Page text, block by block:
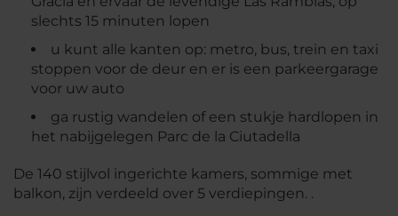
slechts 15 minuten lopen
u kunt alle kanten op: metro, bus, trein en taxi
stoppen voor de deur en er is een parkeergarage
voor uw auto
ga rustig wandelen of een stukje hardlopen in
het nabijgelegen Parc de la Ciutadella
De 140 stijlvol ingerichte kamers, sommige met
balkon, zijn verdeeld over 5 verdiepingen. .